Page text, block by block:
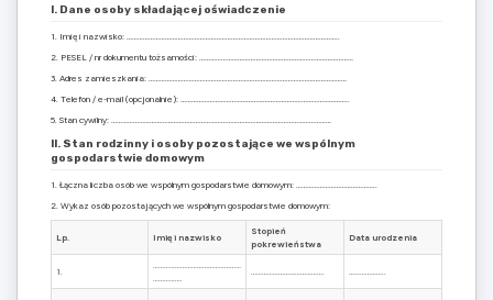
I. Dane osoby składającej oświadczenie
1. Imię i nazwisko: ……………………………………………………………………………………………………..
2. PESEL / nr dokumentu tożsamości: …………………………………………………………………………
3. Adres zamieszkania: ………………………………………………………………………………………………
4. Telefon / e-mail (opcjonalnie): ………………………………………………………………………………..
5. Stan cywilny: …………………………………………………………………………………………………………
II. Stan rodzinny i osoby pozostające we wspólnym
gospodarstwie domowym
1. Łączna liczba osób we wspólnym gospodarstwie domowym: ……………………………………..
2. Wykaz osób pozostających we wspólnym gospodarstwie domowym:
Lp. Imię i nazwisko
Stopień
pokrewieństwa
Data urodzenia
1.